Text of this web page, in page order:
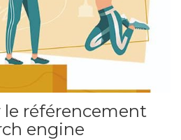
le référencement
engine